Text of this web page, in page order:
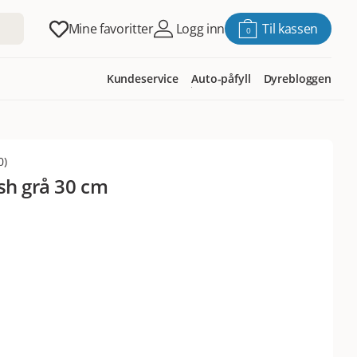
Mine favoritter Logg inn 0 Til kassen
Kundeservice Auto-påfyll Dyrebloggen
grå 30 cm
)